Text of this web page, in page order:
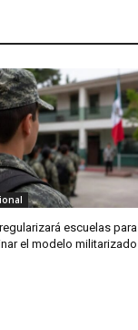
regularizará escuelas para
el modelo militarizado